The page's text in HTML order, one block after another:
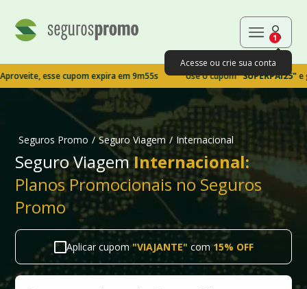
1
Acesse ou crie sua conta
esse cupom expira em 9m54s
Use o cupom"SUPERPAI25"e garanta
Seguros Promo / Seguro Viagem / Internacional
Seguro ViagemInternacional:
Planos Promocionais no Seguros
Promo
Aplicar cupom "VIAJANTE" com15% OFF